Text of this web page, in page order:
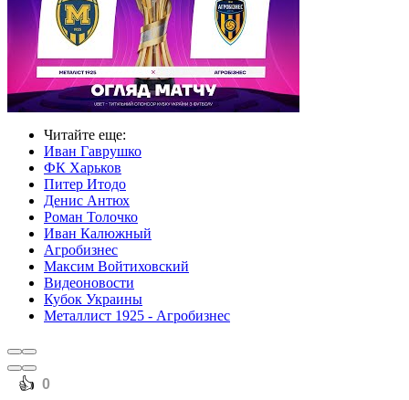
Читайте еще:
Иван Гаврушко
ФК Харьков
Питер Итодо
Денис Антюх
Роман Толочко
Иван Калюжный
Агробизнес
Максим Войтиховский
Видеоновости
Кубок Украины
Металлист 1925 - Агробизнес
️👍 0